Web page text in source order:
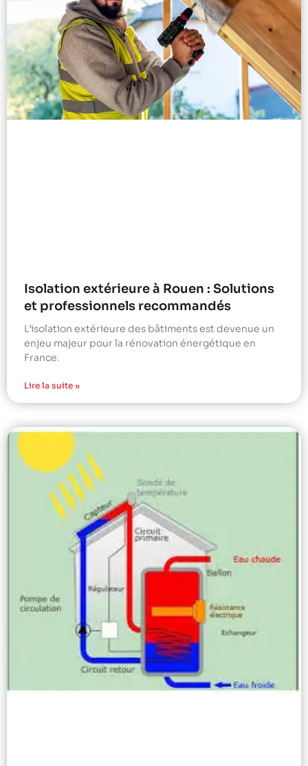
Isolation extérieure à Rouen : Solutions
et professionnels recommandés
L’isolation extérieure des bâtiments est devenue un
enjeu majeur pour la rénovation énergétique en
France.
Lire la suite »